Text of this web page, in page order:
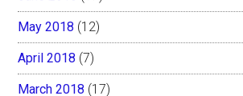
May 2018 (12)
April 2018 (7)
March 2018 (17)